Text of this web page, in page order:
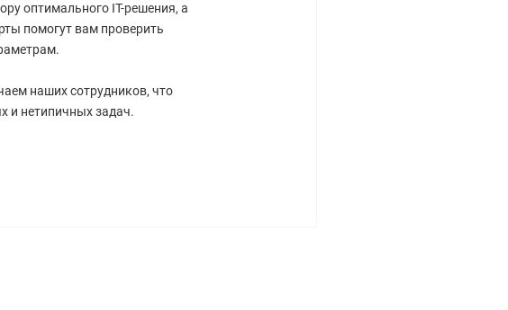
оптимального IT-решения, а
помогут вам проверить
наших сотрудников, что
и нетипичных задач.